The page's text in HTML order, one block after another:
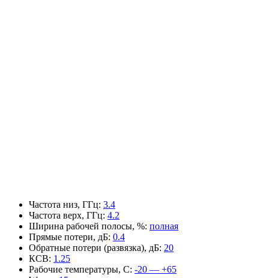
Частота низ, ГГц: 3.4
Частота верх, ГГц: 4.2
Ширина рабочей полосы, %: полная
Прямые потери, дБ: 0.4
Обратные потери (развязка), дБ: 20
КСВ: 1.25
Рабочие температуры, С: -20 — +65